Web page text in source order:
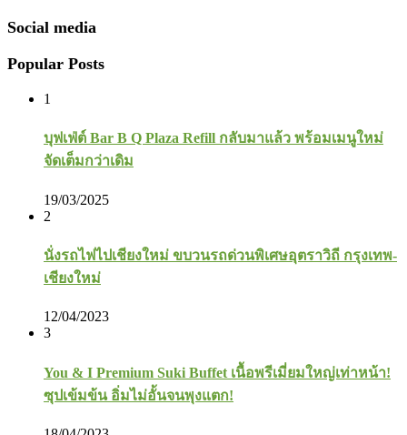
Social media
Popular Posts
1
บุฟเฟ่ต์ Bar B Q Plaza Refill กลับมาแล้ว พร้อมเมนูใหม่
จัดเต็มกว่าเดิม
19/03/2025
2
นั่งรถไฟไปเชียงใหม่ ขบวนรถด่วนพิเศษอุตราวิถี กรุงเทพ-
เชียงใหม่
12/04/2023
3
You & I Premium Suki Buffet เนื้อพรีเมี่ยมใหญ่เท่าหน้า!
ซุปเข้มข้น อิ่มไม่อั้นจนพุงแตก!